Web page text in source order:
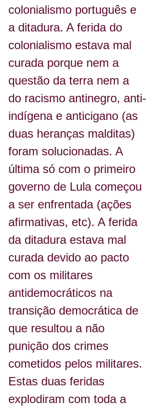
colonialismo português e
a ditadura. A ferida do
colonialismo estava mal
curada porque nem a
questão da terra nem a
do racismo antinegro, anti-
indígena e anticigano (as
duas heranças malditas)
foram solucionadas. A
última só com o primeiro
governo de Lula começou
a ser enfrentada (ações
afirmativas, etc). A ferida
da ditadura estava mal
curada devido ao pacto
com os militares
antidemocráticos na
transição democrática de
que resultou a não
punição dos crimes
cometidos pelos militares.
Estas duas feridas
explodiram com toda a